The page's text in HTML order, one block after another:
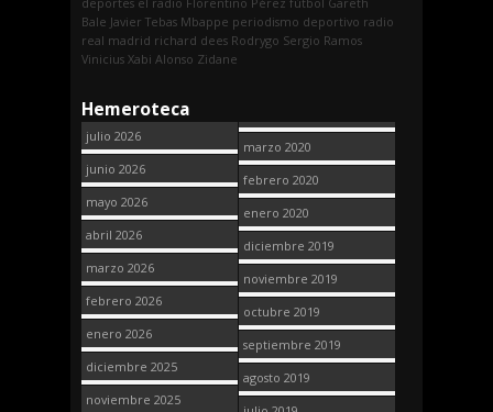
Bale Javier Tebas Mbappe periodismo deportivo radio
real madrid richard dees Rodrygo Sergio Ramos
Vinicius Xabi Alonso Zidane
Hemeroteca
julio 2026
junio 2026
mayo 2026
abril 2026
marzo 2026
febrero 2026
enero 2026
diciembre 2025
noviembre 2025
marzo 2020
febrero 2020
enero 2020
diciembre 2019
noviembre 2019
octubre 2019
septiembre 2019
agosto 2019